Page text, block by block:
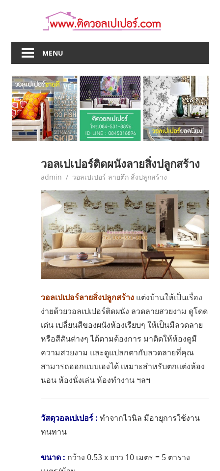
MENU
วอลเปเปอร์ติดผนังลายสิ่งปลูกสร้าง
June 13, 2017
admin วอลเปเปอร์ ลายตึก สิ่งปลูกสร้าง
วอลเปเปอร์ลายสิ่งปลูกสร้าง แต่งบ้านให้เป็นเรื่อง
ง่ายด้วยวอลเปเปอร์ติดผนัง ลวดลายสวยงาม ดูโดด
เด่น เปลี่ยนสีของผนังห้องเรียบๆ ให้เป็นมีลวดลาย
หรือสีสันต่างๆ ได้ตามต้องการ มาติดให้ห้องดูมี
ความสวยงาม และดูแปลกตากับลวดลายที่คุณ
สามารถออกแบบเองได้ เหมาะสำหรับตกแต่งห้อง
นอน ห้องนั่งเล่น ห้องทำงาน ฯลฯ
วัสดุวอลเปเปอร์ : ทำจากไวนิล มีอายุการใช้งาน
ทนทาน
ขนาด : กว้าง 0.53 x ยาว 10 เมตร = 5 ตาราง